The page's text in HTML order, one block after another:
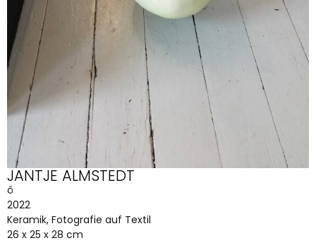
JANTJE ALMSTEDT
ô
2022
Keramik, Fotografie auf Textil
26 x 25 x 28 cm